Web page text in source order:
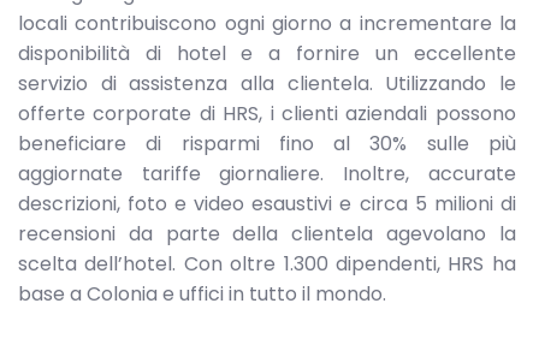
locali contribuiscono ogni giorno a incrementare la
disponibilità di hotel e a fornire un eccellente
servizio di assistenza alla clientela. Utilizzando le
offerte corporate di HRS, i clienti aziendali possono
beneficiare di risparmi fino al 30% sulle più
aggiornate tariffe giornaliere. Inoltre, accurate
descrizioni, foto e video esaustivi e circa 5 milioni di
recensioni da parte della clientela agevolano la
scelta dell’hotel. Con oltre 1.300 dipendenti, HRS ha
base a Colonia e uffici in tutto il mondo.